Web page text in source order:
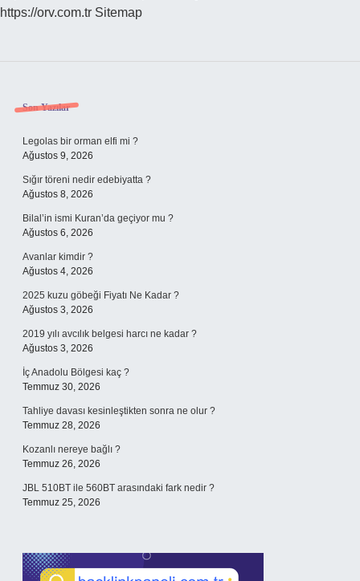
https://orv.com.tr Sitemap
Sidebar
Son Yazılar
Legolas bir orman elfi mi ?
Ağustos 9, 2026
Sığır töreni nedir edebiyatta ?
Ağustos 8, 2026
Bilal’in ismi Kuran’da geçiyor mu ?
Ağustos 6, 2026
Avanlar kimdir ?
Ağustos 4, 2026
2025 kuzu göbeği Fiyatı Ne Kadar ?
Ağustos 3, 2026
2019 yılı avcılık belgesi harcı ne kadar ?
Ağustos 3, 2026
İç Anadolu Bölgesi kaç ?
Temmuz 30, 2026
Tahliye davası kesinleştikten sonra ne olur ?
Temmuz 28, 2026
Kozanlı nereye bağlı ?
Temmuz 26, 2026
JBL 510BT ile 560BT arasındaki fark nedir ?
Temmuz 25, 2026